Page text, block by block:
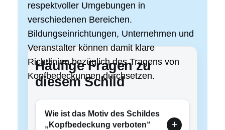
respektvoller Umgebungen in
verschiedenen Bereichen.
Bildungseinrichtungen, Unternehmen und
Veranstalter können damit klare
Richtlinien bezüglich des Tragens von
Kopfbedeckungen durchsetzen.
Häufige Fragen zu
diesem Schild
Wie ist das Motiv des Schildes
„Kopfbedeckung verboten“